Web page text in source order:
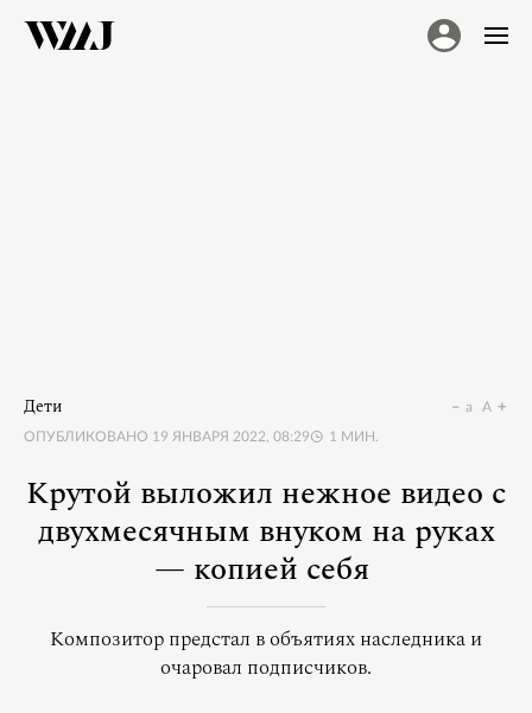
Дети
ОПУБЛИКОВАНО 19 ЯНВАРЯ 2022, 08:29 1 МИН.
a A
Крутой выложил нежное видео с
двухмесячным внуком на руках
— копией себя
Композитор предстал в объятиях наследника и
очаровал подписчиков.